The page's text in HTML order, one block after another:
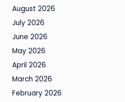
August 2026
July 2026
June 2026
May 2026
April 2026
March 2026
February 2026